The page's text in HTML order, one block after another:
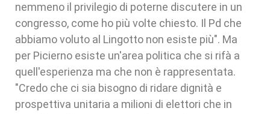
nemmeno il privilegio di poterne discutere in un
congresso, come ho più volte chiesto. Il Pd che
abbiamo voluto al Lingotto non esiste più". Ma
per Picierno esiste un'area politica che si rifà a
quell'esperienza ma che non è rappresentata.
"Credo che ci sia bisogno di ridare dignità e
prospettiva unitaria a milioni di elettori che in